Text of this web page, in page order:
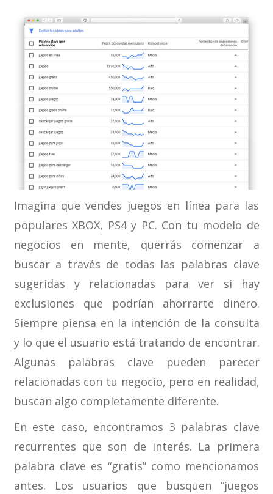
Imagina que vendes juegos en línea para las
populares XBOX, PS4 y PC. Con tu modelo de
negocios en mente, querrás comenzar a
buscar a través de todas las palabras clave
sugeridas y relacionadas para ver si hay
exclusiones que podrían ahorrarte dinero.
Siempre piensa en la intención de la consulta
y lo que el usuario está tratando de encontrar.
Algunas palabras clave pueden parecer
relacionadas con tu negocio, pero en realidad,
buscan algo completamente diferente.
En este caso, encontramos 3 palabras clave
recurrentes que son de interés. La primera
palabra clave es “gratis” como mencionamos
antes. Los usuarios que busquen “juegos